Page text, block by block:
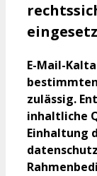
E-Mail-
zulässig.
inhaltliche
Einhaltung